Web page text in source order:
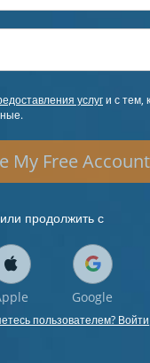
услуги с тем,
My Free Account
или продолжить с
Google
пользователем? Войти